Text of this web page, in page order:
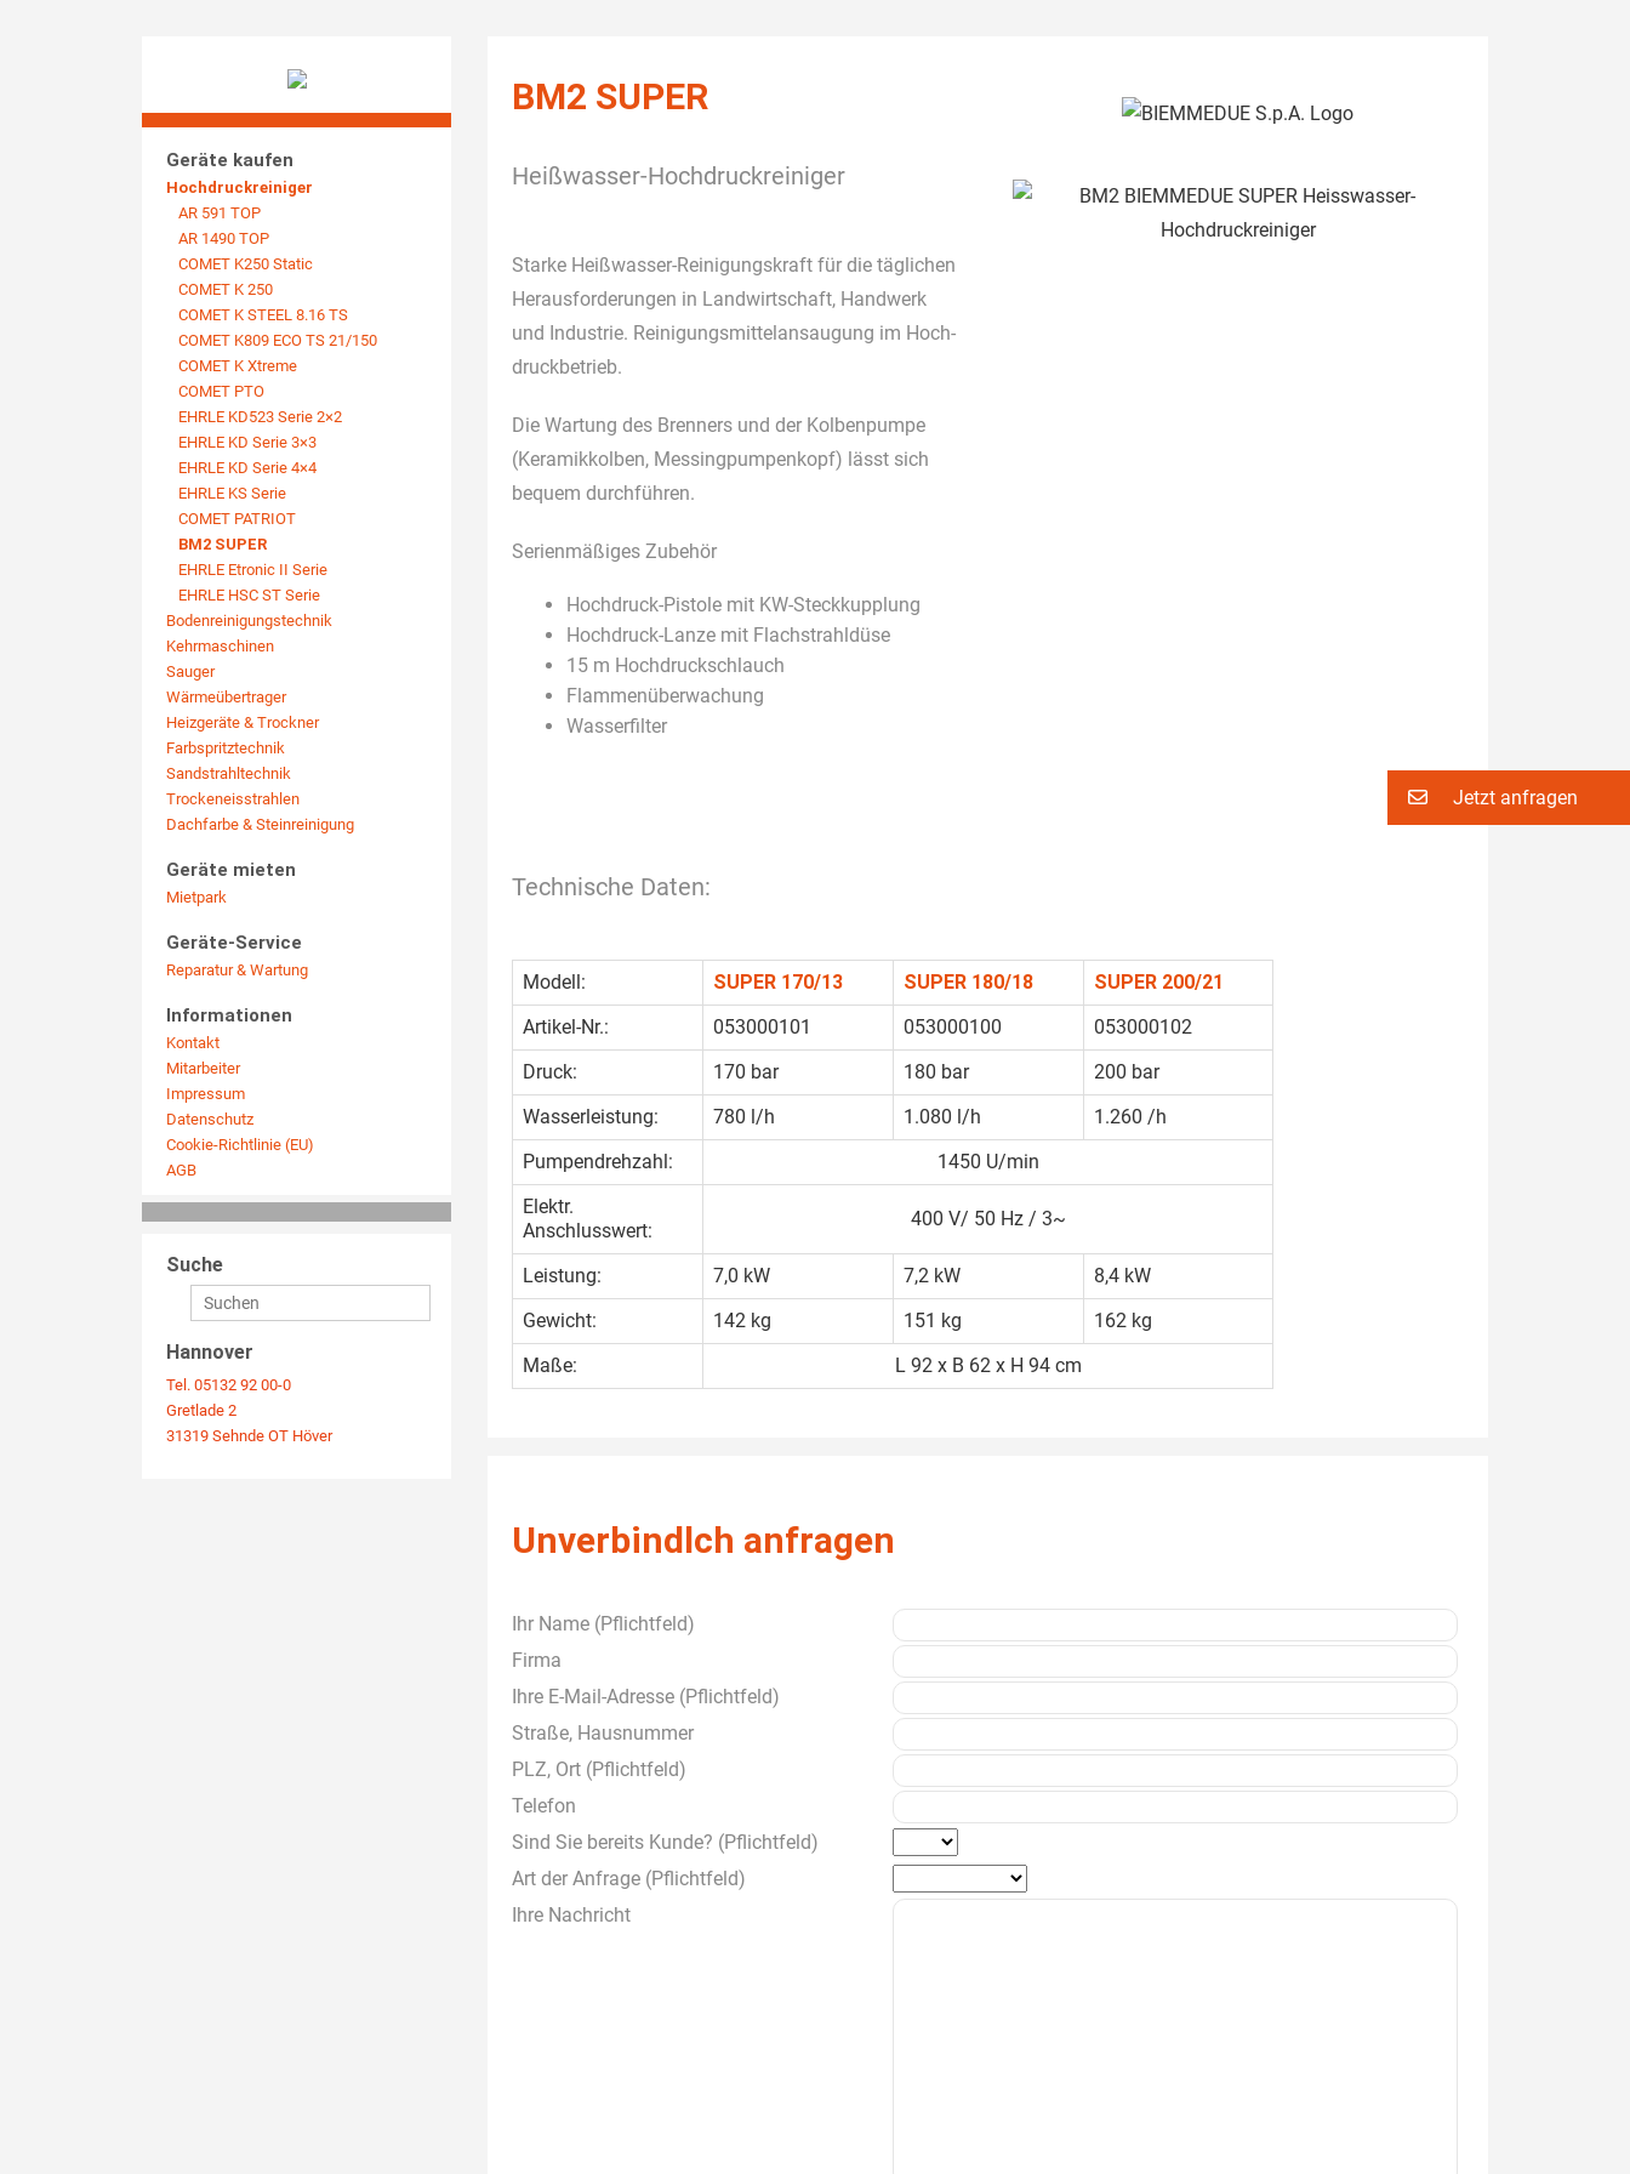
Geräte kaufen
Hochdruckreiniger
AR 591 TOP
AR 1490 TOP
COMET K250 Static
COMET K 250
COMET K STEEL 8.16 TS
COMET K809 ECO TS 21/150
COMET K Xtreme
COMET PTO
EHRLE KD523 Serie 2×2
EHRLE KD Serie 3×3
EHRLE KD Serie 4×4
EHRLE KS Serie
COMET PATRIOT
BM2 SUPER
EHRLE Etronic II Serie
EHRLE HSC ST Serie
Bodenreinigungstechnik
Kehrmaschinen
Sauger
Wärmeübertrager
Heizgeräte & Trockner
Farbspritztechnik
Sandstrahltechnik
Trockeneisstrahlen
Dachfarbe & Steinreinigung
Geräte mieten
Mietpark
Geräte-Service
Reparatur & Wartung
Informationen
Kontakt
Mitarbeiter
Impressum
Datenschutz
Cookie-Richtlinie (EU)
AGB
Suche
Hannover
Tel. 05132 92 00-0
Gretlade 2
31319 Sehnde OT Höver
BM2 SUPER
Heißwasser-Hochdruckreiniger
Starke Heißwasser-Reinigungskraft für die täglichen
Herausforderungen in Landwirtschaft, Handwerk
und Industrie. Reinigungsmittelansaugung im Hoch-
druckbetrieb.
Die Wartung des Brenners und der Kolbenpumpe
(Keramikkolben, Messingpumpenkopf) lässt sich
bequem durchführen.
Serienmäßiges Zubehör
Hochdruck-Pistole mit KW-Steckkupplung
Hochdruck-Lanze mit Flachstrahldüse
15 m Hochdruckschlauch
Flammenüberwachung
Wasserfilter
Technische Daten:
Modell: SUPER 170/13 SUPER 180/18
SUPER 200/21
Artikel-Nr.:
053000101 053000100
053000102
Druck:
170 bar 180 bar
200 bar
Wasserleistung:
780 l/h 1.080 l/h
1.260 /h
Pumpendrehzahl:
1450 U/min
Elektr.
Anschlusswert:
400 V/ 50 Hz / 3~
Leistung: 7,0 kW 7,2 kW
8,4 kW
Gewicht:
142 kg 151 kg
162 kg
Maße:
L 92 x B 62 x H 94 cm
Unverbindlch anfragen
Ihr Name (Pflichtfeld)
Firma
Ihre E-Mail-Adresse (Pflichtfeld)
Straße, Hausnummer
PLZ, Ort (Pflichtfeld)
Telefon
Sind Sie bereits Kunde? (Pflichtfeld)
Art der Anfrage (Pflichtfeld)
Ihre Nachricht
Jetzt anfragen